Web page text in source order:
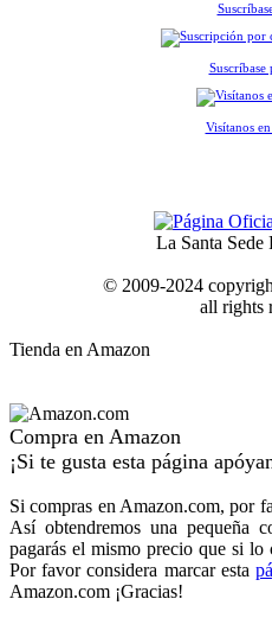
Suscríbase
Visítanos
La Santa Sede
© 2009-2024
all rights
Tienda en Amazon
Compra en Amazon
¡Si te gusta esta página
Si compras en Amazon.com, por
Así obtendremos una pequeña
pagarás el mismo precio que si lo
Por favor considera marcar esta
Amazon.com ¡Gracias!